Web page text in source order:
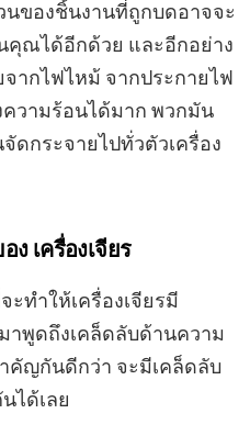
ล่านี้สามารถที่จะแตกหักได้
” จะทำให้ชิ้นส่วนกระเด็น
นของชิ้นงานที่ถูกบดอาจจะ
ณได้อีกด้วย และอีกอย่าง
กไฟไหม้ จากประกายไฟ
ความร้อนได้มาก พวกมัน
เครื่องเจียร
ะทำให้เครื่องเจียรมี
พูดถึงเคล็ดลับด้านความ